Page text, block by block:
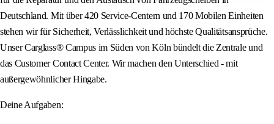
Deutschland. Mit über 420 Service-Centern und 170 Mobilen Einheiten
stehen wir für Sicherheit, Verlässlichkeit und höchste Qualitätsansprüche.
Unser Carglass® Campus im Süden von Köln bündelt die Zentrale und
das Customer Contact Center. Wir machen den Unterschied - mit
außergewöhnlicher Hingabe.
Deine Aufgaben: